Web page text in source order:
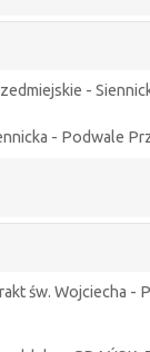
-
- Podwale
św. Wojciecha -